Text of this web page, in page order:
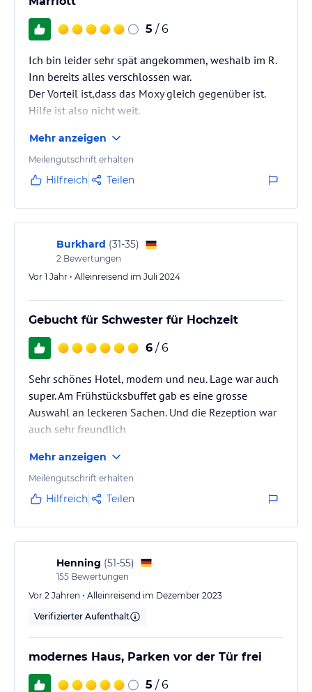
5 / 6
Ich bin leider sehr spät angekommen, weshalb im R.
Inn bereits alles verschlossen war.
Der Vorteil ist,dass das Moxy gleich gegenüber ist.
Hilfe ist also nicht weit.
noch gegeben.
Die Zimmer sind sehr großzügig & sind eigentlich
darauf ausgerichtet einen längeren Aufenthalt zu
Mehr anzeigen
Meilengutschrift erhalten
Hilfreich Teilen
Burkhard (31-35)
2 Bewertungen
Vor 1 Jahr • Alleinreisend im Juli 2024
Gebucht für Schwester für Hochzeit
6 / 6
Sehr schönes Hotel, modern und neu. Lage war auch
super. Am Frühstücksbuffet gab es eine grosse
Auswahl an leckeren Sachen. Und die Rezeption war
auch sehr freundlich
Mehr anzeigen
Meilengutschrift erhalten
Hilfreich Teilen
Henning (51-55)
155 Bewertungen
Vor 2 Jahren • Alleinreisend im Dezember 2023
Verifizierter Aufenthalt
modernes Haus, Parken vor der Tür frei
5 / 6